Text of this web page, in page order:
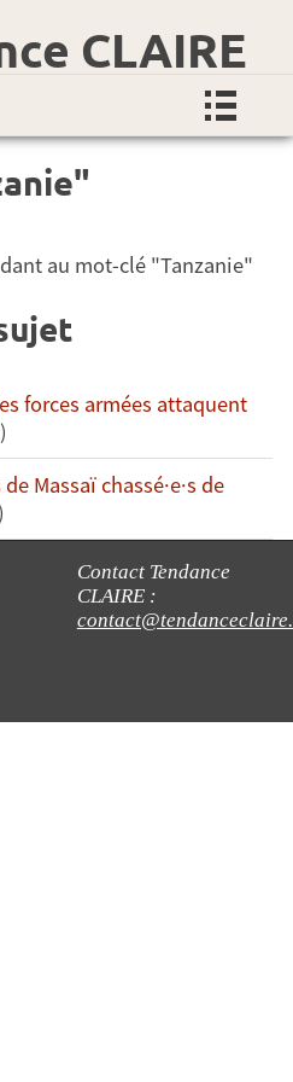
CLAIRE
au mot-clé "Tanzanie"
forces armées attaquent
Massaï chassé·e·s de
Contact Tendance
CLAIRE :